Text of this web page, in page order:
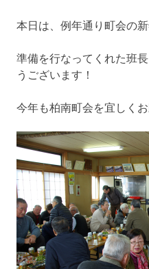
本日は、例年通り町会の
準備を行なってくれた班
うございます！
今年も柏南町会を宜しく